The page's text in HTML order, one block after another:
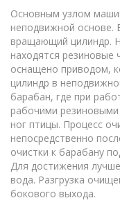
Основным узлом
неподвижной основе.
вращающий цилиндр.
находятся
оснащено приводом,
цилиндр в
барабан, где при
рабочими
ног птицы. Процесс
непосредственно
очистки к барабану
Для достижения
вода. Разгрузка
бокового выхода.